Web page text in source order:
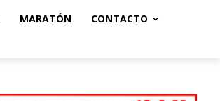
MARATÓN CONTACTO